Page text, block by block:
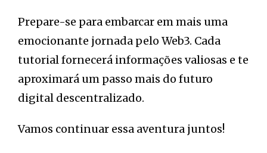
Prepare-se para embarcar em mais uma
emocionante jornada pelo Web3. Cada
tutorial fornecerá informações valiosas e te
aproximará um passo mais do futuro
digital descentralizado.
Vamos continuar essa aventura juntos!